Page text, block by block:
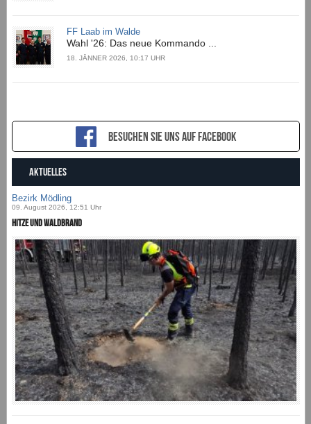
FF Laab im Walde
Wahl '26: Das neue Kommando ...
18. JÄNNER 2026, 10:17 UHR
Besuchen sie uns auf Facebook
AKTUELLES
Bezirk Mödling
09. August 2026, 12:51 Uhr
Hitze und Waldbrand